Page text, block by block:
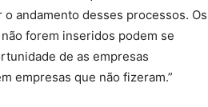
andamento desses processos. Os
forem inseridos podem se
de as empresas
empresas que não fizeram.”